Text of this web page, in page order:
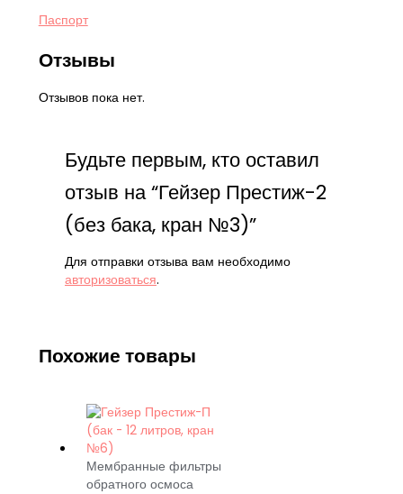
Паспорт
Отзывы
Отзывов пока нет.
Будьте первым, кто оставил
отзыв на “Гейзер Престиж-2
(без бака, кран №3)”
Для отправки отзыва вам необходимо
авторизоваться.
Похожие товары
Мембранные фильтры
обратного осмоса